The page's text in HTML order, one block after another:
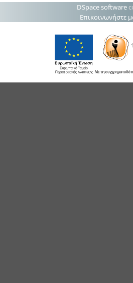
DSpace software
Επικοινωνήστε